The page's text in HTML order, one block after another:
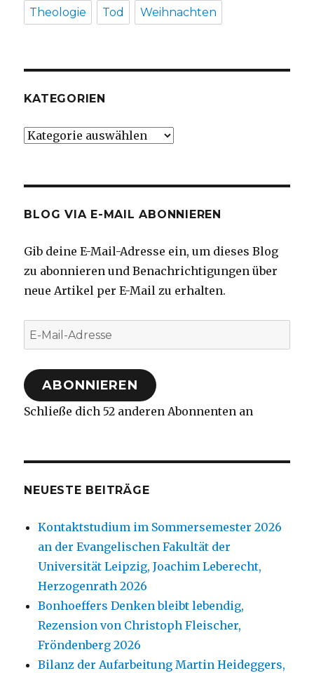
Theologie Tod Weihnachten
KATEGORIEN
Kategorien
BLOG VIA E-MAIL ABONNIEREN
Gib deine E-Mail-Adresse ein, um dieses Blog
zu abonnieren und Benachrichtigungen über
neue Artikel per E-Mail zu erhalten.
E-
Mail-
Adresse
ABONNIEREN
Schließe dich 52 anderen Abonnenten an
NEUESTE BEITRÄGE
Kontaktstudium im Sommersemester 2026
an der Evangelischen Fakultät der
Universität Leipzig, Joachim Leberecht,
Herzogenrath 2026
Bonhoeffers Denken bleibt lebendig,
Rezension von Christoph Fleischer,
Fröndenberg 2026
Bilanz der Aufarbeitung Martin Heideggers,